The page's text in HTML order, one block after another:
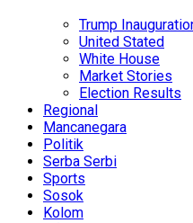
Trump
United Stated
White House
Market Stories
Election Results
Regional
Mancanegara
Politik
Serba Serbi
Sports
Sosok
Kolom